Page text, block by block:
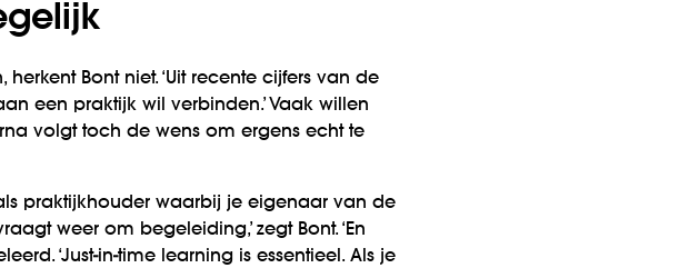
Bont niet. ‘Uit recente cijfers van de
een praktijk wil verbinden.’ Vaak willen
volgt toch de wens om ergens echt te
praktijkhouder waarbij je eigenaar van de
weer om begeleiding,’ zegt Bont. ‘En
‘Just-in-time learning is essentieel. Als je